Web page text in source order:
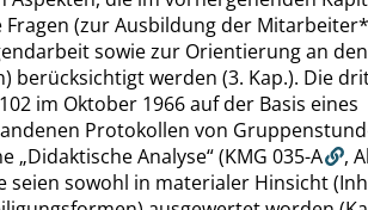
(zur Ausbildung der
sowie zur Orientierung an den
berücksichtigt werden (3. Kap.). Die
im Oktober 1966 auf der Basis eines
Protokollen von
„Didaktische Analyse“(KMG 035-A ,
seien sowohl in materialer Hinsicht